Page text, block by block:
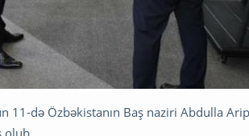
11-də Özbəkistanın Baş naziri Abdulla
olub.